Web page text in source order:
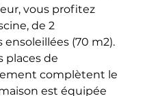
vous profitez
de 2
ensoleillées (70 m2).
places de
complètent le
est équipée